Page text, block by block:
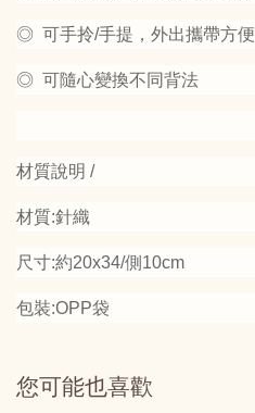
◎ 可手拎/手提，外出攜帶方便
◎ 可隨心變換不同背法
材質說明 /
材質:針織
尺寸:約20x34/側10cm
包裝:OPP袋
您可能也喜歡